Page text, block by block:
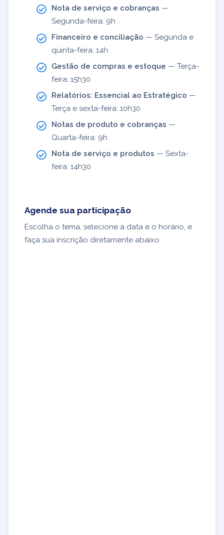
Nota de serviço e cobranças —
Segunda-feira: 9h
Financeiro e conciliação — Segunda e
quinta-feira: 14h
Gestão de compras e estoque — Terça-
feira: 15h30
Relatórios: Essencial ao Estratégico —
Terça e sexta-feira: 10h30
Notas de produto e cobranças —
Quarta-feira: 9h
Nota de serviço e produtos — Sexta-
feira: 14h30
Agende sua participação
Escolha o tema, selecione a data e o horário, e
faça sua inscrição diretamente abaixo.